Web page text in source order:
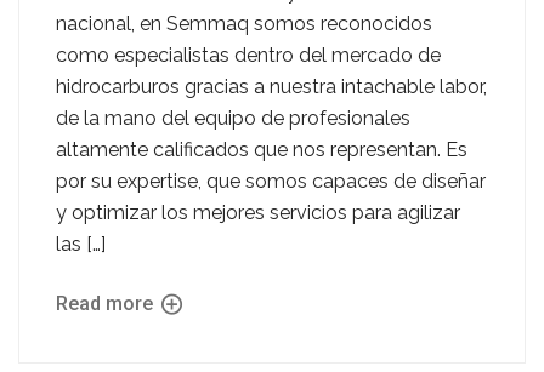
nacional, en Semmaq somos reconocidos
como especialistas dentro del mercado de
hidrocarburos gracias a nuestra intachable labor,
de la mano del equipo de profesionales
altamente calificados que nos representan. Es
por su expertise, que somos capaces de diseñar
y optimizar los mejores servicios para agilizar
las […]
Read more